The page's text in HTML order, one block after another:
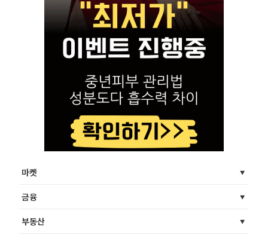
마켓
금융
부동산